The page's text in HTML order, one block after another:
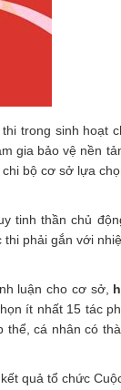
trong sinh hoạt
gia bảo vệ nền
bộ cơ sở lựa
tinh thần chủ
phải gắn với
luận cho cơ sở,
ít nhất 15 tác
cá nhân có
quả tổ chức